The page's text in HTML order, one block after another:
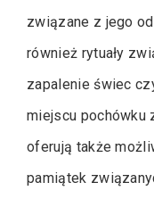
związane z jego
również rytuały
zapalenie świec
miejscu pochówku
oferują także
pamiątek